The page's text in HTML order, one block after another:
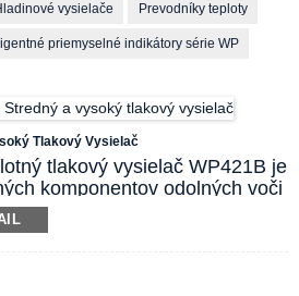
vysielače Prevodníky teploty
priemyselné indikátory série WP
Tlakový Vysielač
tlakový vysielač WP421B je
komponentov odolných voči
snímača môže stabilne
vysokej teplote 350 ℃. Medzi